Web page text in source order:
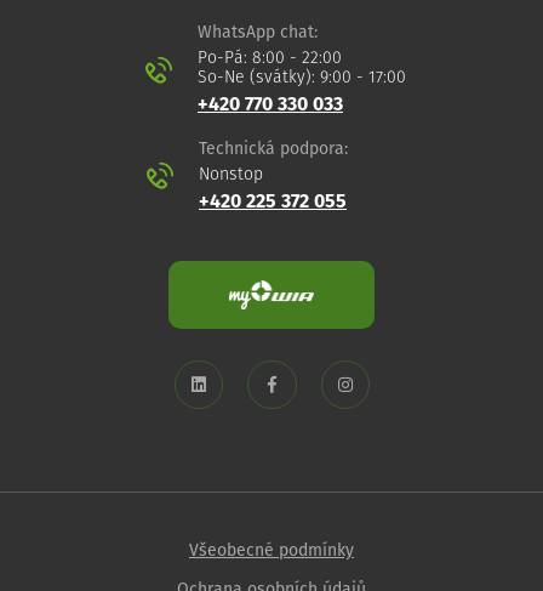
WhatsApp chat:
Po-Pá: 8:00 - 22:00
So-Ne (svátky): 9:00 - 17:00
+420 770 330 033
Technická podpora:
Nonstop
+420 225 372 055
Všeobecné podmínky